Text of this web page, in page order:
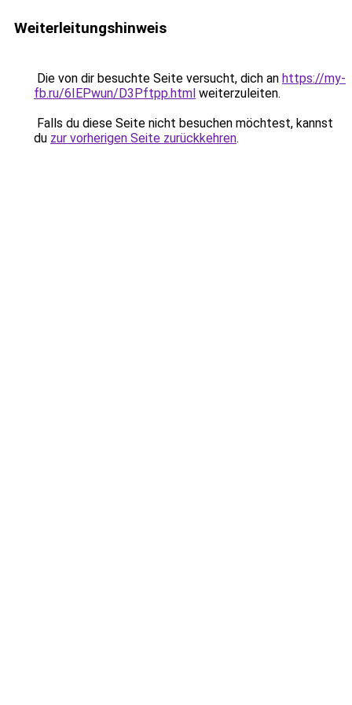
Weiterleitungshinweis
Die von dir besuchte Seite versucht, dich an https://my-
fb.ru/6IEPwun/D3Pftpp.html weiterzuleiten.
Falls du diese Seite nicht besuchen möchtest, kannst
du zur vorherigen Seite zurückkehren.